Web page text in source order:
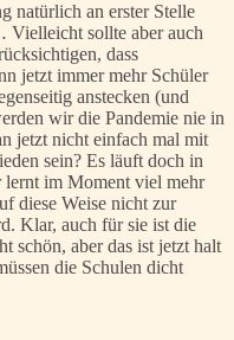
an erster Stelle
Vielleicht sollte aber auch
dass
jetzt immer mehr Schüler
anstecken (und
wir die Pandemie nie in
jetzt nicht einfach mal mit
sein? Es läuft doch in
lernt im Moment viel mehr
diese Weise nicht zur
Klar, auch für sie ist die
schön, aber das ist jetzt halt
die Schulen dicht